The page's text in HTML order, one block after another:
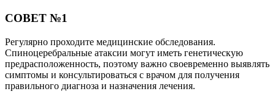
СОВЕТ №1
Регулярно проходите медицинские обследования.
Спиноцеребральные атаксии могут иметь генетическую
предрасположенность, поэтому важно своевременно выявлять
симптомы и консультироваться с врачом для получения
правильного диагноза и назначения лечения.